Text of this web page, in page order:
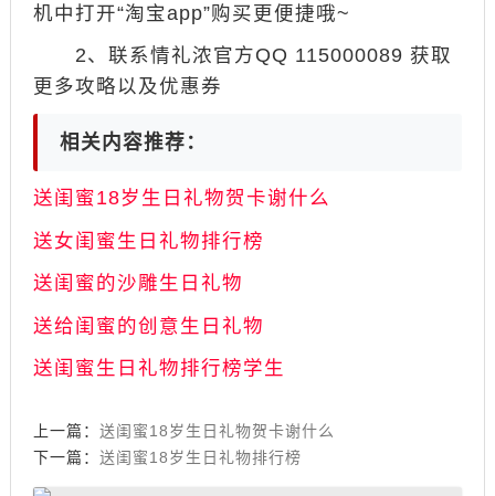
机中打开“淘宝app”购买更便捷哦~
2、联系情礼浓官方QQ 115000089 获取
更多攻略以及优惠券
相关内容推荐：
送闺蜜18岁生日礼物贺卡谢什么
送女闺蜜生日礼物排行榜
送闺蜜的沙雕生日礼物
送给闺蜜的创意生日礼物
送闺蜜生日礼物排行榜学生
上一篇： 送闺蜜18岁生日礼物贺卡谢什么
下一篇： 送闺蜜18岁生日礼物排行榜